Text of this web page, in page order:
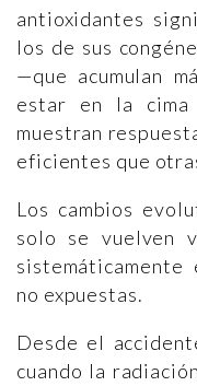
antioxidantes
los de sus
—que acumulan
estar en la cima
muestran
eficientes que
Los cambios
solo se vuelven
no expuestas.
Desde el
cuando la